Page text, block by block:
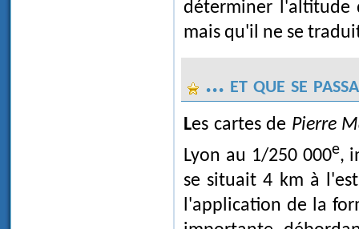
déterminer l'altitude
mais qu'il ne se
... et que se
Les cartes de Pierre
Lyon au 1/250 000e,
se situait 4 km à
l'application de la